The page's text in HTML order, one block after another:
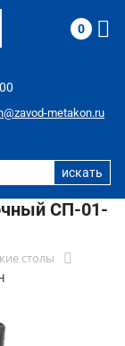
metakon.ru
0
СП-01-
столы